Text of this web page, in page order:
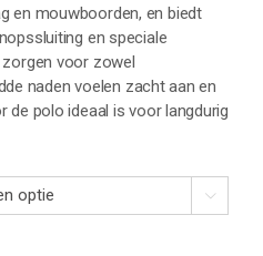
en mouwboorden, en biedt
en speciale
voor zowel
naden voelen zacht aan en
de polo ideaal is voor langdurig
